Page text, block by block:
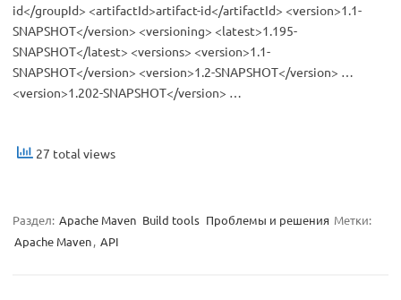
id</groupId> <artifactId>artifact-id</artifactId> <version>1.1-
SNAPSHOT</version> <versioning> <latest>1.195-
SNAPSHOT</latest> <versions> <version>1.1-
SNAPSHOT</version> <version>1.2-SNAPSHOT</version> …
<version>1.202-SNAPSHOT</version> …
27 total views
Раздел: Apache Maven Build tools Проблемы и решения Метки:
Apache Maven, API